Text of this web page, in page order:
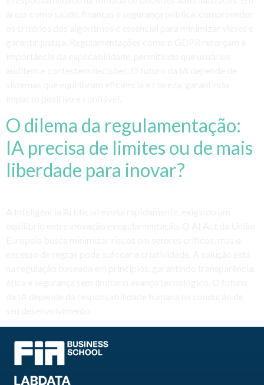
O dilema da regulamentação:
IA precisa de limites ou de mais
liberdade para inovar?